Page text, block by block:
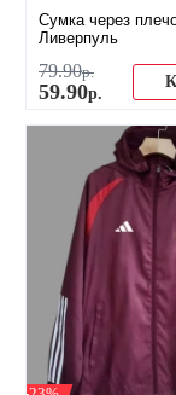
Сумка через
Ливерпуль
79.90р.
59.90р.